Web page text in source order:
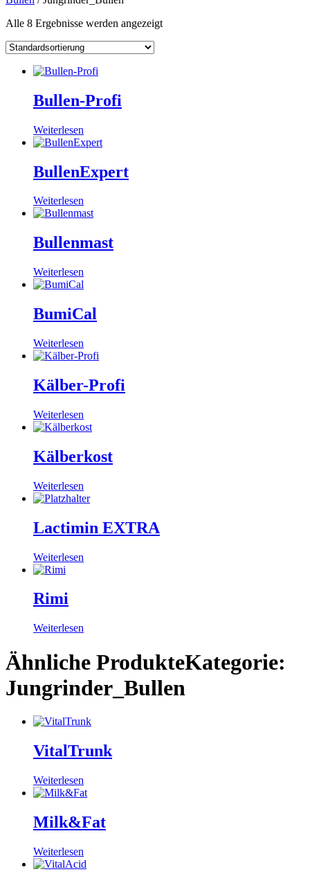
Alle 8 Ergebnisse werden angezeigt
Bullen-Profi
Weiterlesen
BullenExpert
Weiterlesen
Bullenmast
Weiterlesen
BumiCal
Weiterlesen
Kälber-Profi
Weiterlesen
Kälberkost
Weiterlesen
Lactimin EXTRA
Weiterlesen
Rimi
Weiterlesen
Ähnliche ProdukteKategorie:
Jungrinder_Bullen
VitalTrunk
Weiterlesen
Milk&Fat
Weiterlesen